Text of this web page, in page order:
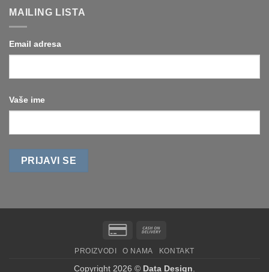
MAILING LISTA
Email adresa
Vaše ime
Credit
2
Delivery
PROIZVODI O NAMA KONTAKT
Copyright 2026 © Data Design